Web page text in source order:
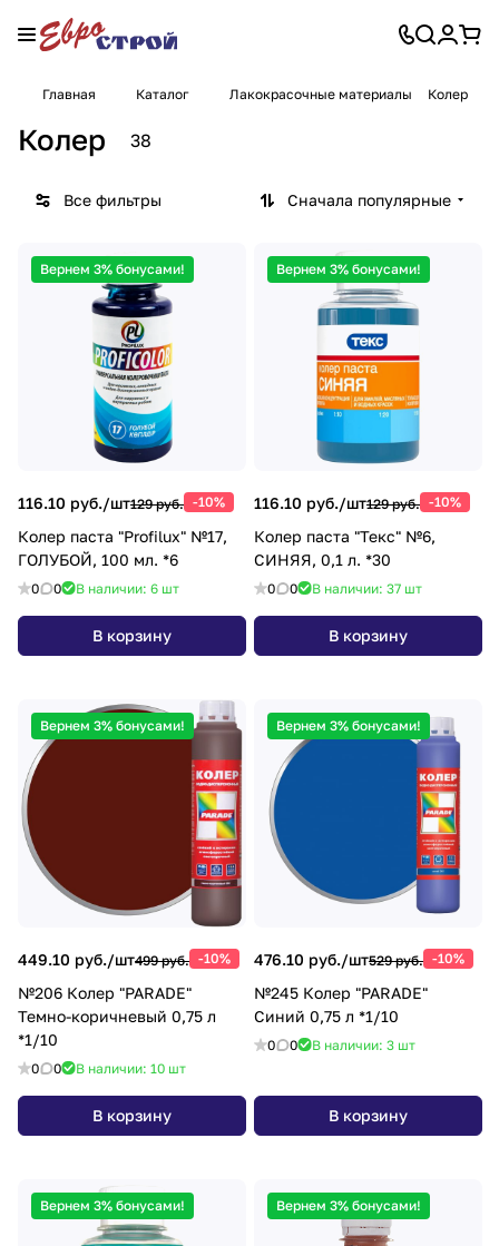
Главная Каталог Лакокрасочные материалы Колер
Колер 38
Все фильтры Сначала популярные
Вернем 3% бонусами!
116.10 руб./шт129 руб. -10%
Колер паста "Profilux" №17,
ГОЛУБОЙ, 100 мл. *6
0 0 В наличии: 6 шт
В корзину
Вернем 3% бонусами!
116.10 руб./шт129 руб. -10%
Колер паста "Текс" №6,
СИНЯЯ, 0,1 л. *30
0 0 В наличии: 37 шт
В корзину
Вернем 3% бонусами!
449.10 руб./шт499 руб. -10%
№206 Колер "PARADE"
Темно-коричневый 0,75 л
*1/10
0 0 В наличии: 10 шт
В корзину
Вернем 3% бонусами!
476.10 руб./шт529 руб. -10%
№245 Колер "PARADE"
Синий 0,75 л *1/10
0 0 В наличии: 3 шт
В корзину
Вернем 3% бонусами! Вернем 3% бонусами!